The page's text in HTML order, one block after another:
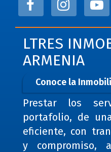
LTRES
ARMENIA
Conoce la
Prestar los
portafolio, de
eficiente, con
y compromiso,